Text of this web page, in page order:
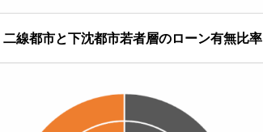
二線都市と下沈都市若者層のローン有無比率